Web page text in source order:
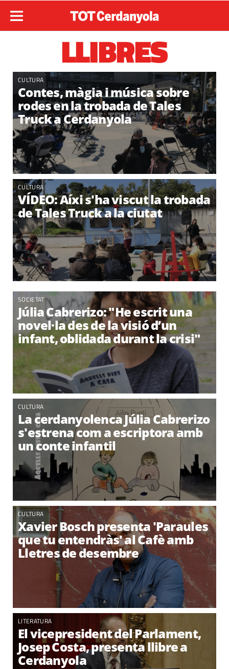
LLIBRES
CULTURA
Contes, màgia i música sobre
rodes en la trobada de Tales
Truck a Cerdanyola
CULTURA
VÍDEO: Aíxi s'ha viscut la trobada
de Tales Truck a la ciutat
SOCIETAT
Júlia Cabrerizo: "He escrit una
novel·la des de la visió d’un
infant, oblidada durant la crisi"
CULTURA
La cerdanyolenca Júlia Cabrerizo
s'estrena com a escriptora amb
un conte infantil
CULTURA
Xavier Bosch presenta 'Paraules
que tu entendràs' al Cafè amb
Lletres de desembre
LITERATURA
El vicepresident del Parlament,
Josep Costa, presenta llibre a
Cerdanyola